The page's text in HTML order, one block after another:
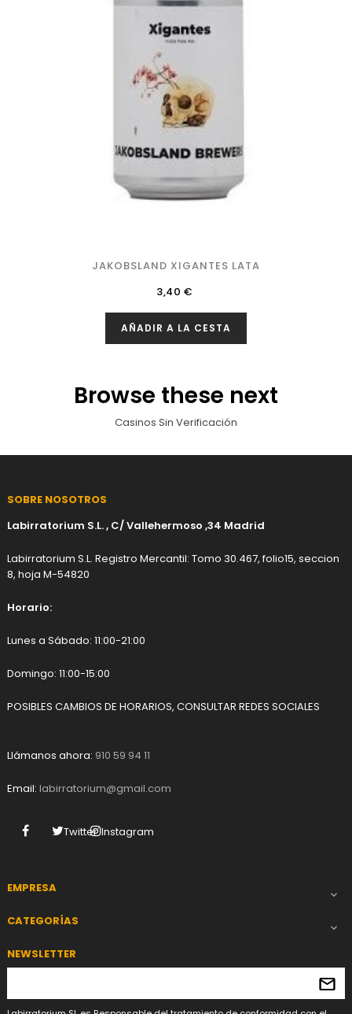
JAKOBSLAND XIGANTES LATA
Precio
3,40 €
AÑADIR A LA CESTA
Browse these next
Casinos Sin Verificación
SOBRE NOSOTROS
Labirratorium S.L. , C/ Vallehermoso ,34 Madrid
Labirratorium S.L. Registro Mercantil: Tomo 30.467, folio15, seccion
8, hoja M-54820
Horario:
Lunes a Sábado: 11:00-21:00
Domingo: 11:00-15:00
POSIBLES CAMBIOS DE HORARIOS, CONSULTAR REDES SOCIALES
Llámanos ahora: 910 59 94 11
Email: labirratorium@gmail.com
Facebook
Twitter Instagram
EMPRESA 
CATEGORÍAS 
NEWSLETTER